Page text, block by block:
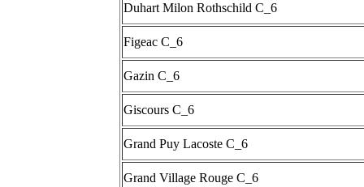
Duhart Milon Rothschild C_6
Figeac C_6
Gazin C_6
Giscours C_6
Grand Puy Lacoste C_6
Grand Village Rouge C_6